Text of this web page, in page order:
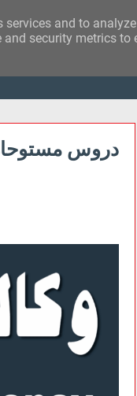
دروس مستوحاة
and to
security metrics to